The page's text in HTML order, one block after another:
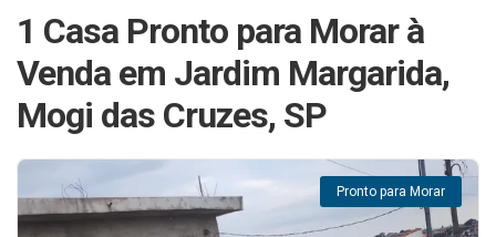
1 Casa Pronto para Morar à
Venda em Jardim Margarida,
Mogi das Cruzes, SP
Pronto para Morar